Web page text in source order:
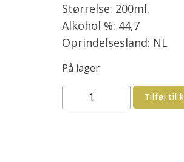
Størrelse: 200ml.
Alkohol %: 44,7
Oprindelsesland: NL
På lager
Angostura
aromatic
Tilføj til